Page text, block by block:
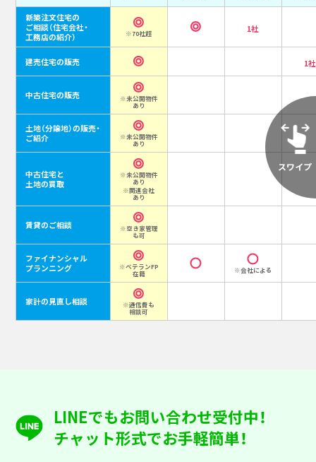
新築注文住宅の
ご相談（住宅会社・
工務店の紹介）
※70社超 1社
建売住宅の販売 1社
中古住宅の販売
※未公開物件
あり
土地（分譲地）の販売・
ご紹介
※未公開物件
あり
中古住宅と
土地の買取
※未公開物件
あり
※関連会社
あり
賃貸のご相談
※空き家管理
も可
ファイナンシャル
プランニング
※ベテランFP
在籍
※会社による
家計の見直し相談
※通信費も
相談可
LINEでもお問い合わせ受付中！
チャット形式でお手軽簡単！